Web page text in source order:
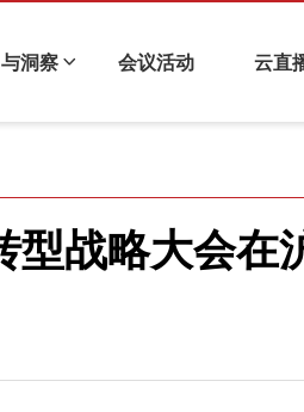
洞察 会议活动 云直
型战略大会在